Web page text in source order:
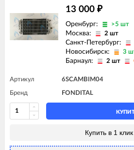
13 000 ₽
Оренбург: >5 шт
Москва: 2 шт
Санкт-Петербург:
Новосибирск: 3
Барнаул: 2 шт
Артикул 6SCAMBIM04
Бренд FONDITAL
Купить в 1 клик